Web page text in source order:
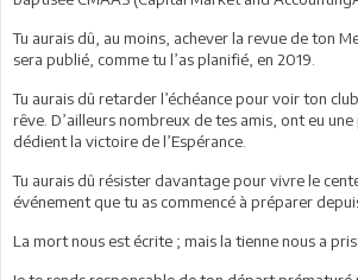
Tu aurais dû, au moins, achever la revue de ton
sera publié, comme tu l’as planifié, en 2019.
Tu aurais dû retarder l’échéance pour voir ton
rêve. D’ailleurs nombreux de tes amis, ont eu
dédient la victoire de l’Espérance.
Tu aurais dû résister davantage pour vivre le
événement que tu as commencé à préparer
La mort nous est écrite ; mais la tienne nous a